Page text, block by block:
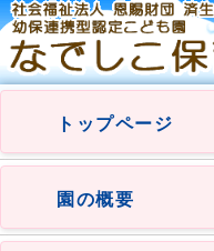
トップページ
園の概要